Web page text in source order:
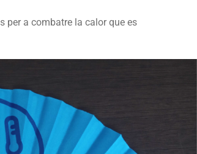
per a combatre la calor que es